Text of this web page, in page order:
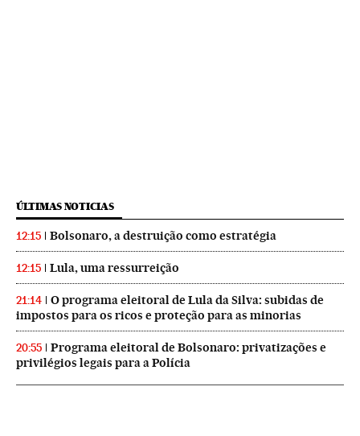
ÚLTIMAS NOTICIAS
12:15 Bolsonaro, a destruição como estratégia
12:15 Lula, uma ressurreição
21:14
O programa eleitoral de Lula da Silva: subidas de
impostos para os ricos e proteção para as minorias
20:55
Programa eleitoral de Bolsonaro: privatizações e
privilégios legais para a Polícia